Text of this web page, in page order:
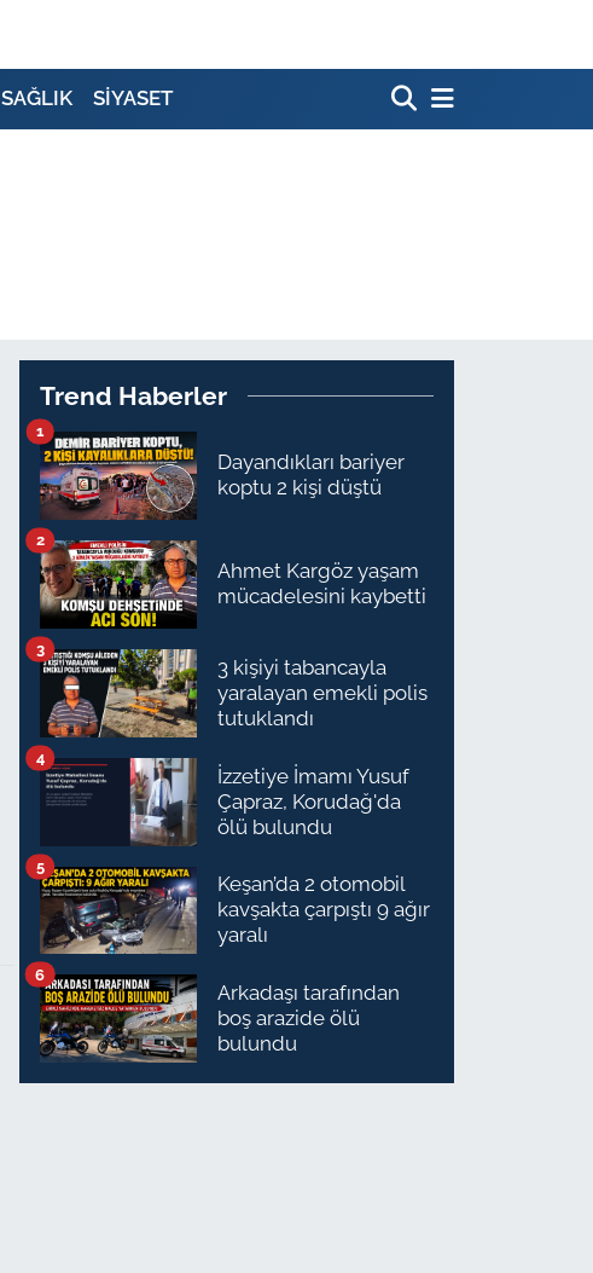
SAĞLIK SİYASET
Trend Haberler
Dayandıkları bariyer
koptu 2 kişi düştü
1
Ahmet Kargöz yaşam
mücadelesini kaybetti
2
3 kişiyi tabancayla
yaralayan emekli polis
tutuklandı
3
İzzetiye İmamı Yusuf
Çapraz, Korudağ'da
ölü bulundu
4
Keşan’da 2 otomobil
kavşakta çarpıştı 9 ağır
yaralı
5
Arkadaşı tarafından
boş arazide ölü
bulundu
6